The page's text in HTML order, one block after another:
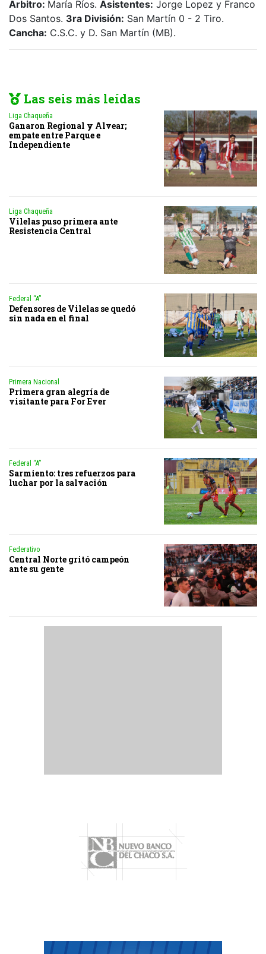
Arbitro: María Ríos. Asistentes: Jorge Lopez y Franco
Dos Santos. 3ra División: San Martín 0 - 2 Tiro.
Cancha: C.S.C. y D. San Martín (MB).
Las seis más leídas
Liga Chaqueña
Ganaron Regional y Alvear;
empate entre Parque e
Independiente
Liga Chaqueña
Vilelas puso primera ante
Resistencia Central
Federal “A”
Defensores de Vilelas se quedó
sin nada en el final
Primera Nacional
Primera gran alegría de
visitante para For Ever
Federal “A”
Sarmiento: tres refuerzos para
luchar por la salvación
Federativo
Central Norte gritó campeón
ante su gente